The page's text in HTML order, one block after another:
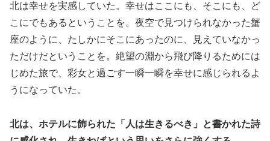
北は幸せを実感していた。幸せはここにも、そこにも、ど
こにでもあるということを。夜空で見つけられなかった蟹
座のように、たしかにそこにあったのに、見えていなかっ
ただけだということを。絶望の淵から飛び降りるためには
じめた旅で、彩女と過ごす一瞬一瞬を幸せに感じられるよ
うになっていた。
北は、ホテルに飾られた「人は生きるべき」と書かれた詩